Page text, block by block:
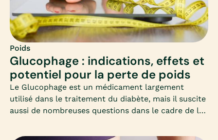
Poids
Glucophage : indications, effets et
potentiel pour la perte de poids
Le Glucophage est un médicament largement
utilisé dans le traitement du diabète, mais il suscite
aussi de nombreuses questions dans le cadre de la